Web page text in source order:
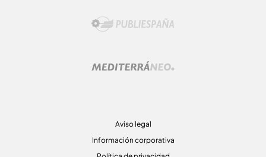
Aviso legal
Información corporativa